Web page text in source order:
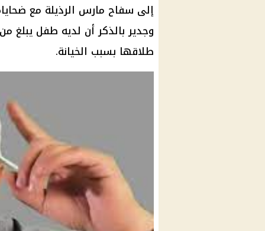
إلى سفاح مارس الرذيلة مع
طلاقها بسبب الخيانة.